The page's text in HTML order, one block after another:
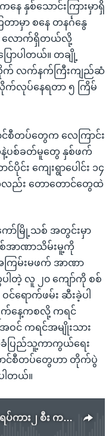
နှစ်သောင်းကြားမှာရှိ
ာမှာ စနေ တနင်္ဂနွေ
၀ လောက်ရှိတယ်လို့
ာပါတယ်။ တချို့
က် လက်နက်ကြီးကျည်ဆံ
လိုက်လုပ်နေရတာ ၅ ကြိမ်
စီတပ်တွေက လေကြာင်း
ပစ်ခတ်မူတွေ နှစ်ဖက်
း ကျေးရွာပေါင်း ၁၄
လည်း တောတောင်တွေထဲ
ာ်မြို့သစ် အတွင်းမှာ
အာဏာသိမ်းမူ့ကို
ြမ်းမဖက် အာဏာ
ါတဲ့ လူ ၂၀ ကျော်ကို စစ်
ရောက်ဖမ်း ဆီးခဲ့ပါ
က်နေ့ကစလို့ ကရင်
ဝင် ကရင်အမျိုးသား
ပြည်သူ့ကာကွယ်ရေး
ာင်စီတပ်တွေဟာ တိုက်ပွဲ
ါတယ်။
လောင်စာဆီသယ်ဆောင်လာတဲ့ ထရပ်ကား၂ စီး ကရင်တပ် နဲ့ PDF တို့ ပစ်ခတ်ဖျက်ဆီး